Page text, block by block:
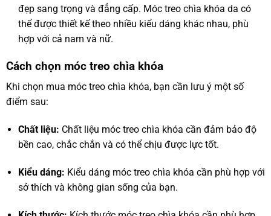
đẹp sang trọng và đẳng cấp. Móc treo chìa khóa da có
thể được thiết kế theo nhiều kiểu dáng khác nhau, phù
hợp với cả nam và nữ.
Cách chọn móc treo chìa khóa
Khi chọn mua móc treo chìa khóa, bạn cần lưu ý một số
điểm sau:
Chất liệu: Chất liệu móc treo chìa khóa cần đảm bảo độ
bền cao, chắc chắn và có thể chịu được lực tốt.
Kiểu dáng: Kiểu dáng móc treo chìa khóa cần phù hợp với
sở thích và không gian sống của bạn.